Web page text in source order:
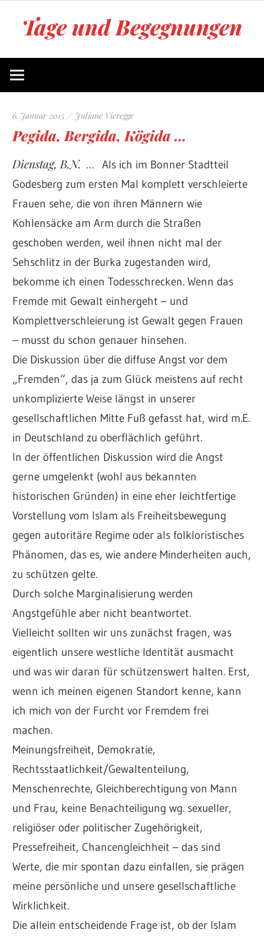
Tage und Begegnungen
von
6. Januar 2015 Juliane Vieregge
Pegida, Bergida, Kögida …
Dienstag, B.N. … Als ich im Bonner Stadtteil
Godesberg zum ersten Mal komplett verschleierte
Frauen sehe, die von ihren Männern wie
Kohlensäcke am Arm durch die Straßen
geschoben werden, weil ihnen nicht mal der
Sehschlitz in der Burka zugestanden wird,
bekomme ich einen Todesschrecken. Wenn das
Fremde mit Gewalt einhergeht – und
Komplettverschleierung ist Gewalt gegen Frauen
– musst du schon genauer hinsehen.
Die Diskussion über die diffuse Angst vor dem
„Fremden“, das ja zum Glück meistens auf recht
unkomplizierte Weise längst in unserer
gesellschaftlichen Mitte Fuß gefasst hat, wird m.E.
in Deutschland zu oberflächlich geführt.
In der öffentlichen Diskussion wird die Angst
gerne umgelenkt (wohl aus bekannten
historischen Gründen) in eine eher leichtfertige
Vorstellung vom Islam als Freiheitsbewegung
gegen autoritäre Regime oder als folkloristisches
Phänomen, das es, wie andere Minderheiten auch,
zu schützen gelte.
Durch solche Marginalisierung werden
Angstgefühle aber nicht beantwortet.
Vielleicht sollten wir uns zunächst fragen, was
eigentlich unsere westliche Identität ausmacht
und was wir daran für schützenswert halten. Erst,
wenn ich meinen eigenen Standort kenne, kann
ich mich von der Furcht vor Fremdem frei
machen.
Meinungsfreiheit, Demokratie,
Rechtsstaatlichkeit/Gewaltenteilung,
Menschenrechte, Gleichberechtigung von Mann
und Frau, keine Benachteiligung wg. sexueller,
religiöser oder politischer Zugehörigkeit,
Pressefreiheit, Chancengleichheit – das sind
Werte, die mir spontan dazu einfallen, sie prägen
meine persönliche und unsere gesellschaftliche
Wirklichkeit.
Die allein entscheidende Frage ist, ob der Islam